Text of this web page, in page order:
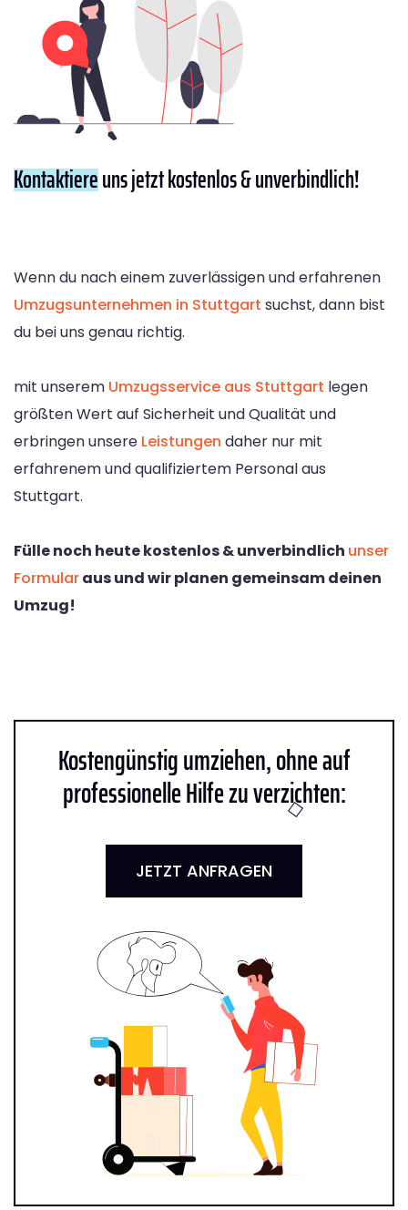
Kontaktiereuns jetzt kostenlos & unverbindlich!
Wenn du nach einem zuverlässigen und erfahrenen
Umzugsunternehmen in Stuttgart suchst, dann bist
du bei uns genau richtig.
mit unserem Umzugsservice aus Stuttgart legen
größten Wert auf Sicherheit und Qualität und
erbringen unsere Leistungen daher nur mit
erfahrenem und qualifiziertem Personal aus
Stuttgart.
Fülle noch heute kostenlos & unverbindlich unser
Formularaus und wir planen gemeinsam deinen
Umzug!
Kostengünstig umziehen, ohne auf
professionelle Hilfe zu verzichten:
JETZT ANFRAGEN